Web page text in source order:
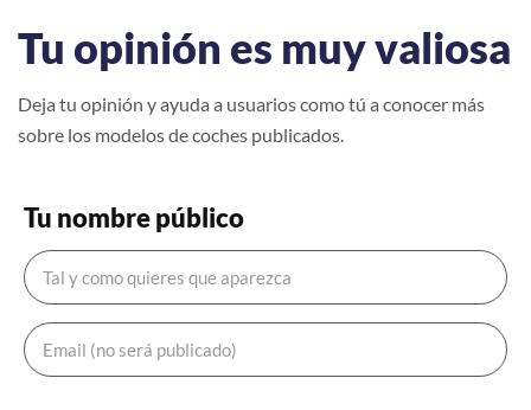
Tu opinión es muy valiosa
Deja tu opinión y ayuda a usuarios como tú a conocer más
sobre los modelos de coches publicados.
Tu nombre público